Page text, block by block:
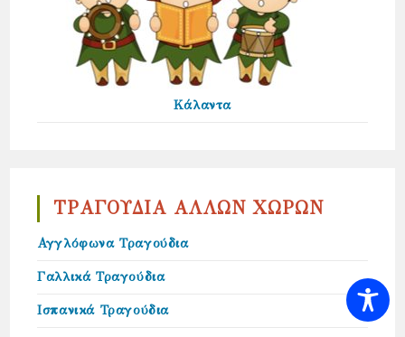
Κάλαντα
ΤΡΑΓΟΥΔΙΑ ΑΛΛΩΝ ΧΩΡΩΝ
Αγγλόφωνα Τραγούδια
Γαλλικά Τραγούδια
Ισπανικά Τραγούδια